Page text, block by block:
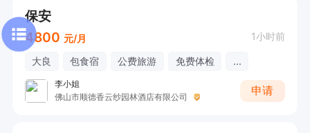
保安
4800 元/月 1小时前
大良 包食宿 公费旅游 免费体检 ...
李小姐
佛山市顺德香云纱园林酒店有限公司
申请